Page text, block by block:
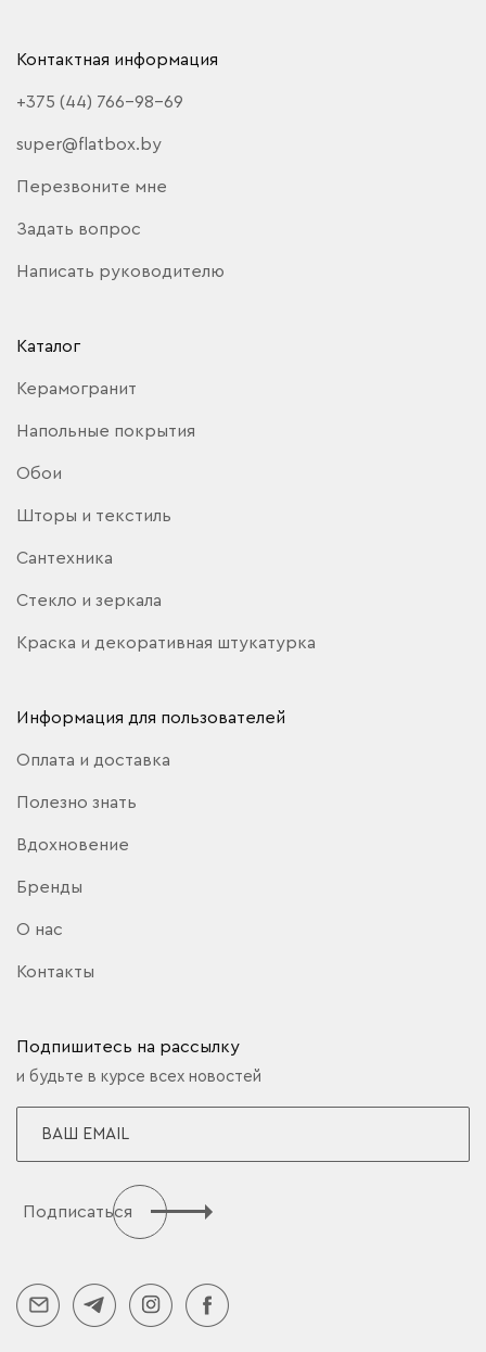
Контактная информация
+375 (44) 766-98-69
super@flatbox.by
Перезвоните мне
Задать вопрос
Написать руководителю
Каталог
Керамогранит
Напольные покрытия
Обои
Шторы и текстиль
Сантехника
Стекло и зеркала
Краска и декоративная штукатурка
Информация для пользователей
Оплата и доставка
Полезно знать
Вдохновение
Бренды
О нас
Контакты
Подпишитесь на рассылку
и будьте в курсе всех новостей
Подписаться